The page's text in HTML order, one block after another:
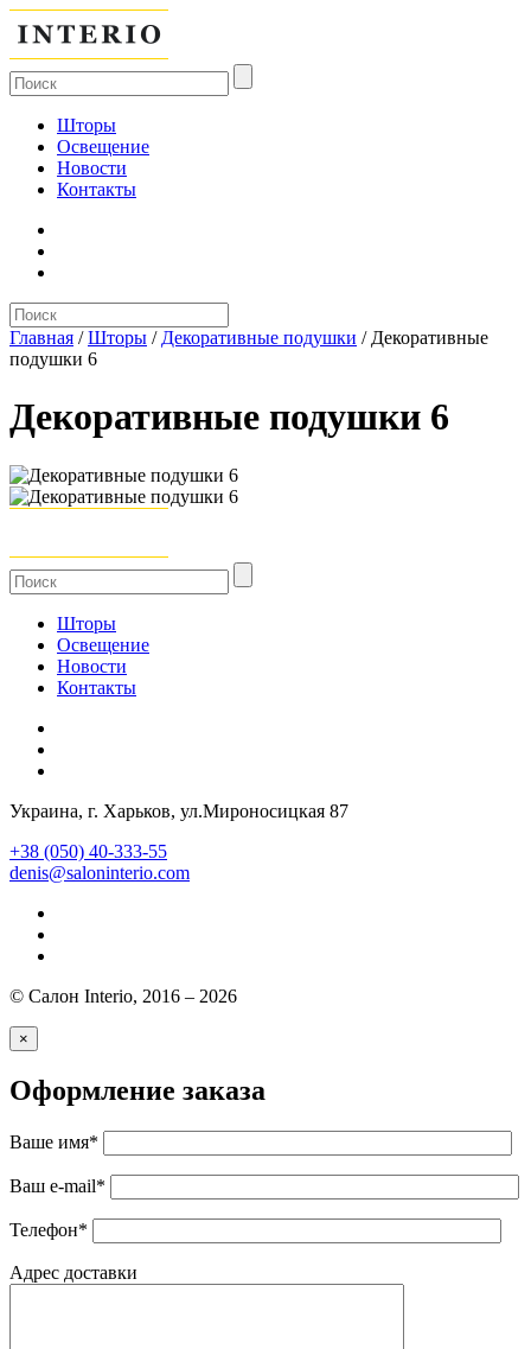
Шторы
Освещение
Новости
Контакты
Главная /Шторы / Декоративные подушки / Декоративные
подушки 6
Декоративные подушки 6
Шторы
Освещение
Новости
Контакты
Украина, г. Харьков, ул.Мироносицкая 87
+38 (050) 40-333-55
denis@saloninterio.com
© Салон Interio, 2016 – 2026
×
Оформление заказа
Ваше имя*
Ваш e-mail*
Телефон*
Адрес доставки